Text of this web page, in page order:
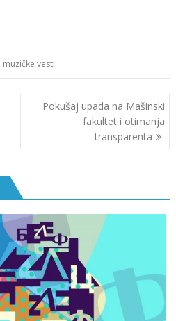
muzičke vesti
Pokušaj upada na Mašinski
fakultet i otimanja
transparenta